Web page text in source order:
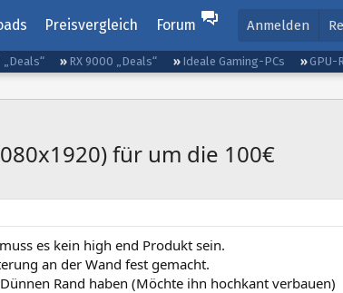
Preisvergleich Forum Anmelden
„Deals“ RX 9000 „Deals“ Ideale Gaming-PCs GPU-
für um die 100€
es kein high end Produkt sein.
an der Wand fest gemacht.
Rand haben (Möchte ihn hochkant verbauen)